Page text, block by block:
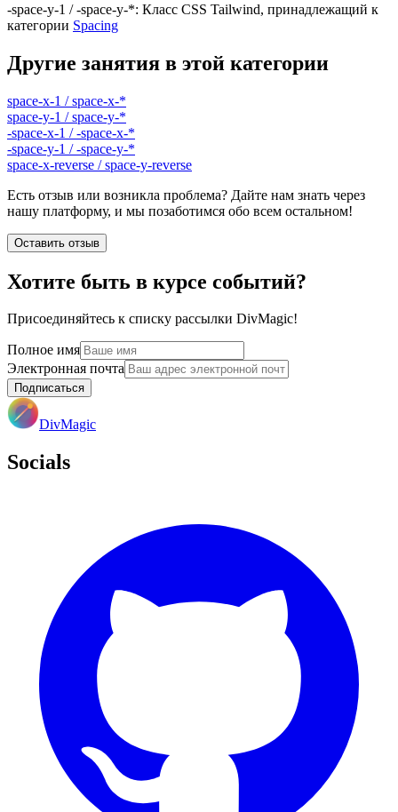
-space-y-1 / -space-y-*: Класс CSS Tailwind, принадлежащий к
категории Spacing
Другие занятия в этой категории
space-x-1 / space-x-*
space-y-1 / space-y-*
-space-x-1 / -space-x-*
-space-y-1 / -space-y-*
space-x-reverse / space-y-reverse
Есть отзыв или возникла проблема? Дайте нам знать через
нашу платформу, и мы позаботимся обо всем остальном!
Оставить отзыв
Хотите быть в курсе событий?
Присоединяйтесь к списку рассылки DivMagic!
Полное имя
Электронная почта
Подписаться
DivMagic
Socials